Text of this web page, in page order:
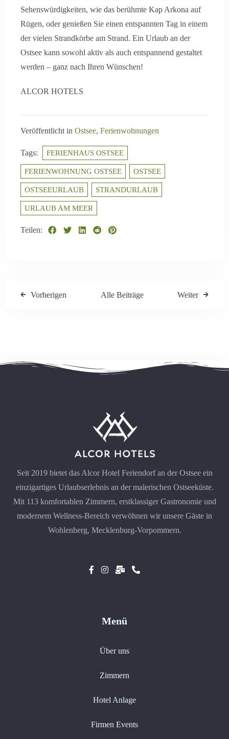
Sehenswürdigkeiten, wie das berühmte Kap Arkona auf
Rügen, oder genießen Sie einen entspannten Tag in einem
der vielen Strandkörbe am Strand. Ein Urlaub an der
Ostsee kann sowohl aktiv als auch entspannend gestaltet
werden – ganz nach Ihren Wünschen!
ALCOR HOTELS
Veröffentlicht in Ostsee, Ferienwohnungen
Tags: FERIENHAUS OSTSEE
FERIENWOHNUNG OSTSEE OSTSEE
OSTSEEURLAUB STRANDURLAUB
URLAUB AM MEER
Teilen:
Vorherigen Alle Beiträge Weiter
Seit 2019 bietet das Alcor Hotel Feriendorf an der Ostsee ein
einzigartiges Urlaubserlebnis an der malerischen Ostseeküste.
Mit 113 komfortablen Zimmern, erstklassiger Gastronomie und
modernem Wellness-Bereich verwöhnen wir unsere Gäste in
Wohlenberg, Mecklenburg-Vorpommern.
Menü
Über uns
Zimmern
Hotel Anlage
Firmen Events